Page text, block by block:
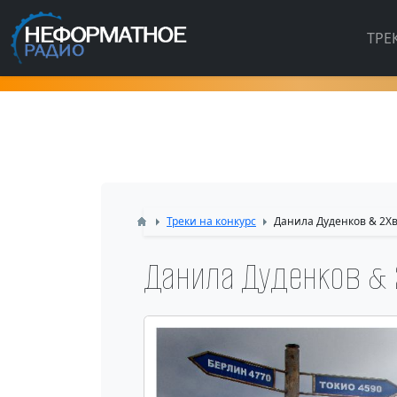
Треки на конкурс Данила Дуденков &
Данила Дуденков